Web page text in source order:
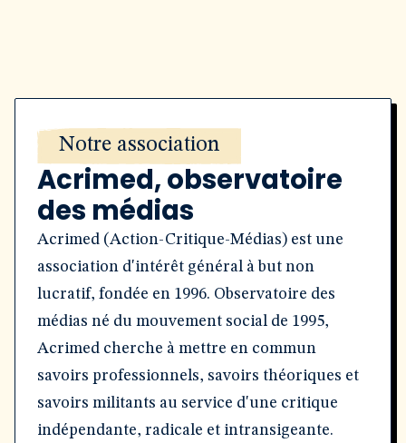
Notre association
Acrimed, observatoire
des médias
Acrimed (Action-Critique-Médias) est une
association d'intérêt général à but non
lucratif, fondée en 1996. Observatoire des
médias né du mouvement social de 1995,
Acrimed cherche à mettre en commun
savoirs professionnels, savoirs théoriques et
savoirs militants au service d'une critique
indépendante, radicale et intransigeante.